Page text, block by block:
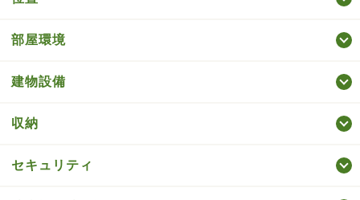
部屋環境
建物設備
収納
セキュリティ